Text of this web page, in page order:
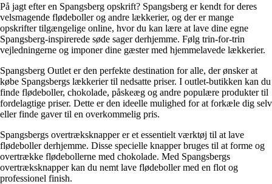
På jagt efter en Spangsberg opskrift? Spangsberg er kendt for deres
velsmagende flødeboller og andre lækkerier, og der er mange
opskrifter tilgængelige online, hvor du kan lære at lave dine egne
Spangsberg-inspirerede søde sager derhjemme. Følg trin-for-trin
vejledningerne og imponer dine gæster med hjemmelavede lækkerier.
Spangsberg Outlet er den perfekte destination for alle, der ønsker at
købe Spangsbergs lækkerier til nedsatte priser. I outlet-butikken kan du
finde flødeboller, chokolade, påskeæg og andre populære produkter til
fordelagtige priser. Dette er den ideelle mulighed for at forkæle dig selv
eller finde gaver til en overkommelig pris.
Spangsbergs overtræksknapper er et essentielt værktøj til at lave
flødeboller derhjemme. Disse specielle knapper bruges til at forme og
overtrække flødebollerne med chokolade. Med Spangsbergs
overtræksknapper kan du nemt lave flødeboller med en flot og
professionel finish.